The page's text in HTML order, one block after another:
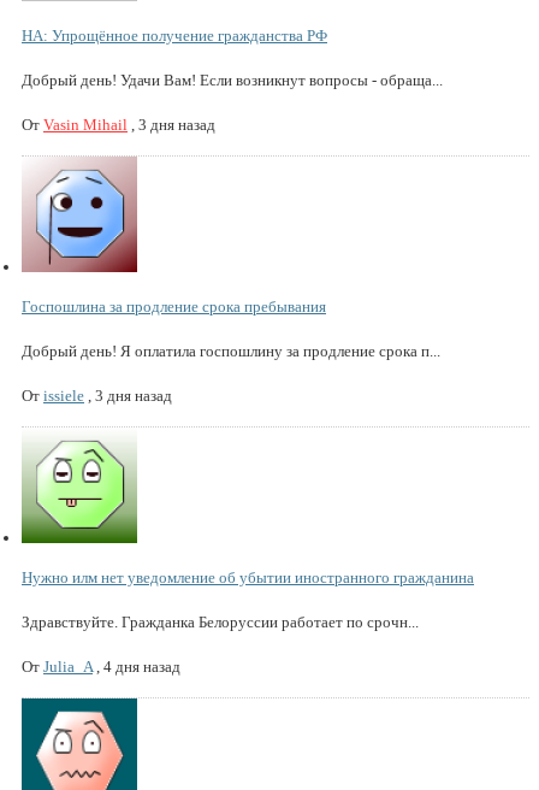
НА: Упрощённое получение гражданства РФ
Добрый день! Удачи Вам! Если возникнут вопросы - обраща...
От Vasin Mihail , 3 дня назад
Госпошлина за продление срока пребывания
Добрый день! Я оплатила госпошлину за продление срока п...
От issiele , 3 дня назад
Нужно илм нет уведомление об убытии иностранного гражданина
Здравствуйте. Гражданка Белоруссии работает по срочн...
От Julia_A, 4 дня назад